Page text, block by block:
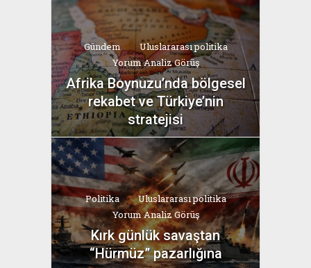
Gündem
Uluslararası politika
Yorum Analiz Görüş
Afrika Boynuzu’nda bölgesel
rekabet ve Türkiye’nin
stratejisi
yazan
Bahri Ak
Politika
Uluslararası politika
Yorum Analiz Görüş
Kırk günlük savaştan
“Hürmüz” pazarlığına